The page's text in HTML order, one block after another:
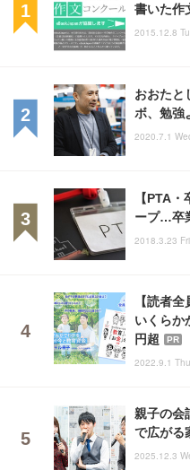
書いた作
2015.12.8
おおたと
ボ、勉強
2020.7.1
【PTA
ープ…卒
2018.3.23
【読者
いくらか
円超
PR
2022.9.1
親子の会
で広がる
2025.12.3